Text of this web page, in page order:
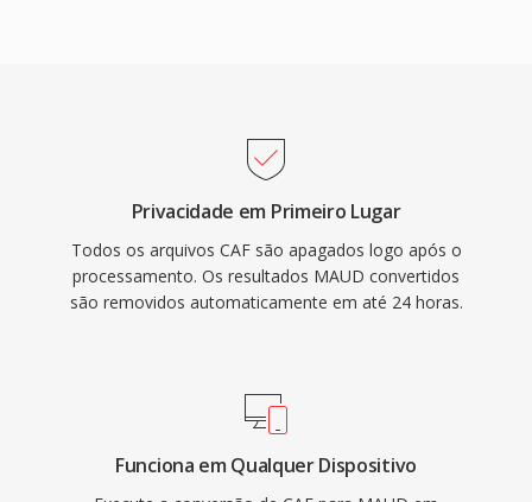
Privacidade em Primeiro Lugar
Todos os arquivos CAF são apagados logo após o
processamento. Os resultados MAUD convertidos
são removidos automaticamente em até 24 horas.
Funciona em Qualquer Dispositivo